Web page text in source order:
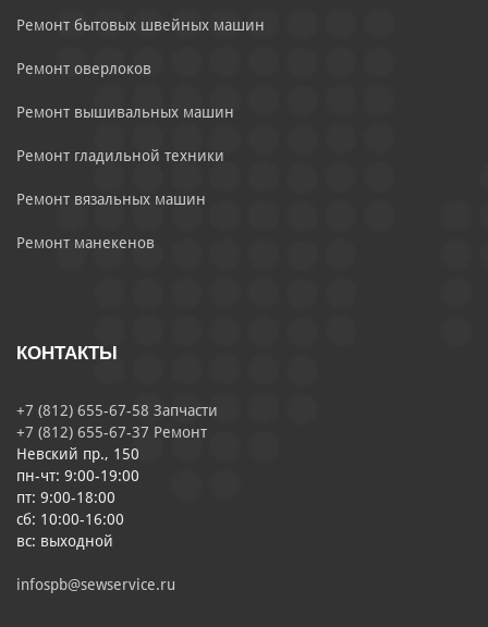
Ремонт бытовых швейных машин
Ремонт оверлоков
Ремонт вышивальных машин
Ремонт гладильной техники
Ремонт вязальных машин
Ремонт манекенов
КОНТАКТЫ
+7 (812) 655-67-58 Запчасти
+7 (812) 655-67-37 Ремонт
Невский пр., 150
пн-чт: 9:00-19:00
пт: 9:00-18:00
сб: 10:00-16:00
вс: выходной
infospb@sewservice.ru